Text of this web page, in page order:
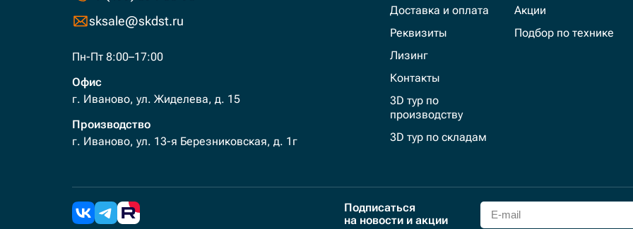
sksale@skdst.ru
Пн-Пт 8:00–17:00
Офис
г. Иваново, ул. Жиделева, д. 15
Производство
г. Иваново, ул. 13-я Березниковская, д. 1г
Доставка и оплата
Реквизиты
Лизинг
Контакты
3D тур по
производству
3D тур по складам
Акции
Подбор по технике
Подписаться
на новости и акции